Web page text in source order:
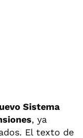
Sistema
, ya
El texto de